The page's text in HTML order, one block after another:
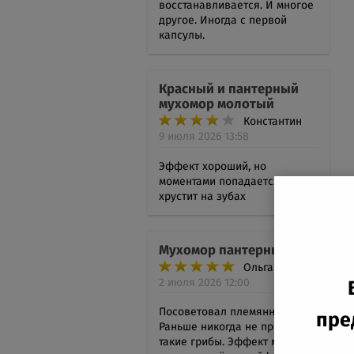
восстанавливается. И многое
другое. Иногда с первой
капсулы.
Красный и пантерный
мухомор молотый
Константин
9 июля 2026 13:58
Эффект хороший, но
моментами попадается песок,
хрустит на зубах
Мухомор пантерный
Ольга
2 июля 2026 12:00
Посоветовал племянник.
Раньше никогда не пробовала
такие грибы. Эффект мне